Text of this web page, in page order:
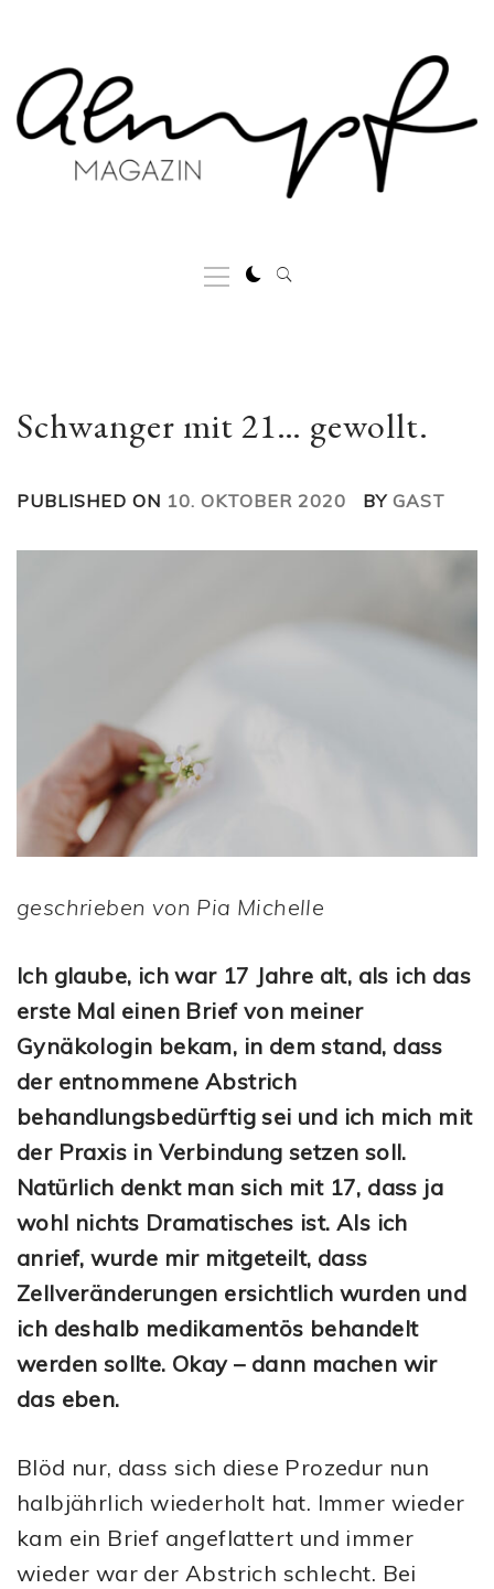
content
Primary
Menu
Schwanger mit 21… gewollt.
PUBLISHED ON 10. OKTOBER 2020 BY GAST
geschrieben von Pia Michelle
Ich glaube, ich war 17 Jahre alt, als ich das
erste Mal einen Brief von meiner
Gynäkologin bekam, in dem stand, dass
der entnommene Abstrich
behandlungsbedürftig sei und ich mich mit
der Praxis in Verbindung setzen soll.
Natürlich denkt man sich mit 17, dass ja
wohl nichts Dramatisches ist. Als ich
anrief, wurde mir mitgeteilt, dass
Zellveränderungen ersichtlich wurden und
ich deshalb medikamentös behandelt
werden sollte. Okay – dann machen wir
das eben.
Blöd nur, dass sich diese Prozedur nun
halbjährlich wiederholt hat. Immer wieder
kam ein Brief angeflattert und immer
wieder war der Abstrich schlecht. Bei